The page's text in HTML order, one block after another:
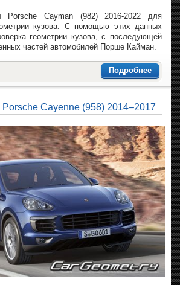
Porsche Cayman (982) 2016-2022 для
кузова. С помощью этих данных
геометрии кузова, с последующей
частей автомобилей Порше Кайман.
Подробнее
Porsche Cayenne (958) 2014–2017